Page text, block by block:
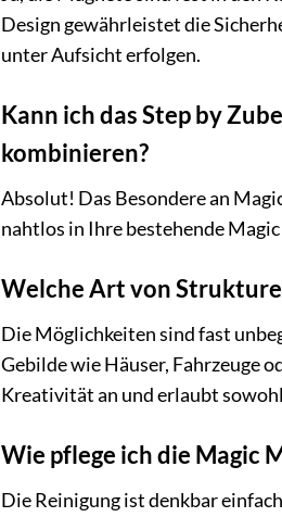
Design gewährleistet die
unter Aufsicht erfolgen.
Kann ich das Step by
kombinieren?
Absolut! Das Besondere an
nahtlos in Ihre bestehende
Welche Art von
Die Möglichkeiten sind fast
Gebilde wie Häuser, Fahrzeuge
Kreativität an und erlaubt
Wie pflege ich die Magic
Die Reinigung ist denkbar